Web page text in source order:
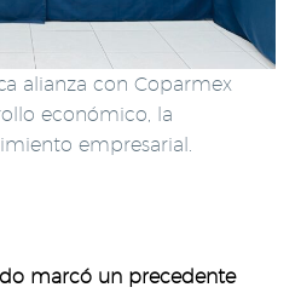
alianza con Coparmex
económico, la
empresarial.
marcó un precedente